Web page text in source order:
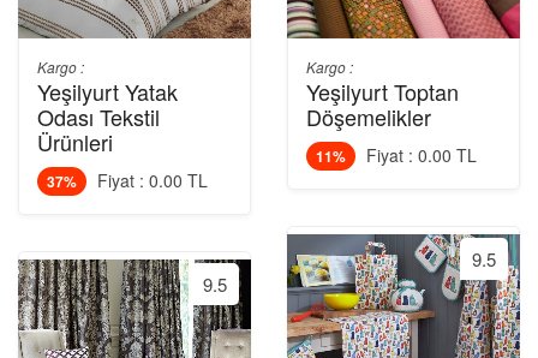
Kargo :
Yeşilyurt Yatak
Odası Tekstil
Ürünleri
37% Fiyat : 0.00 TL
9.5
Kargo :
Yeşilyurt Toptan
Döşemelikler
11% Fiyat : 0.00 TL
9.5